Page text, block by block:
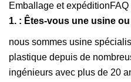
Emballage et expéditionFAQ
1. : Êtes-vous une usine
nous sommes usine
plastique depuis de
ingénieurs avec plus de 20